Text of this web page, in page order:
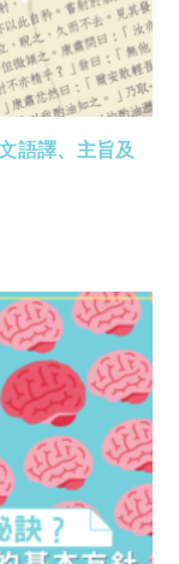
語譯、主旨及